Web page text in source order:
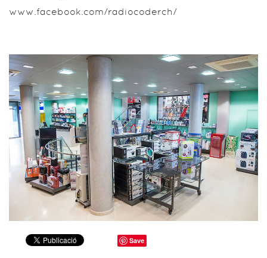
www.facebook.com/radiocoderch/
Save